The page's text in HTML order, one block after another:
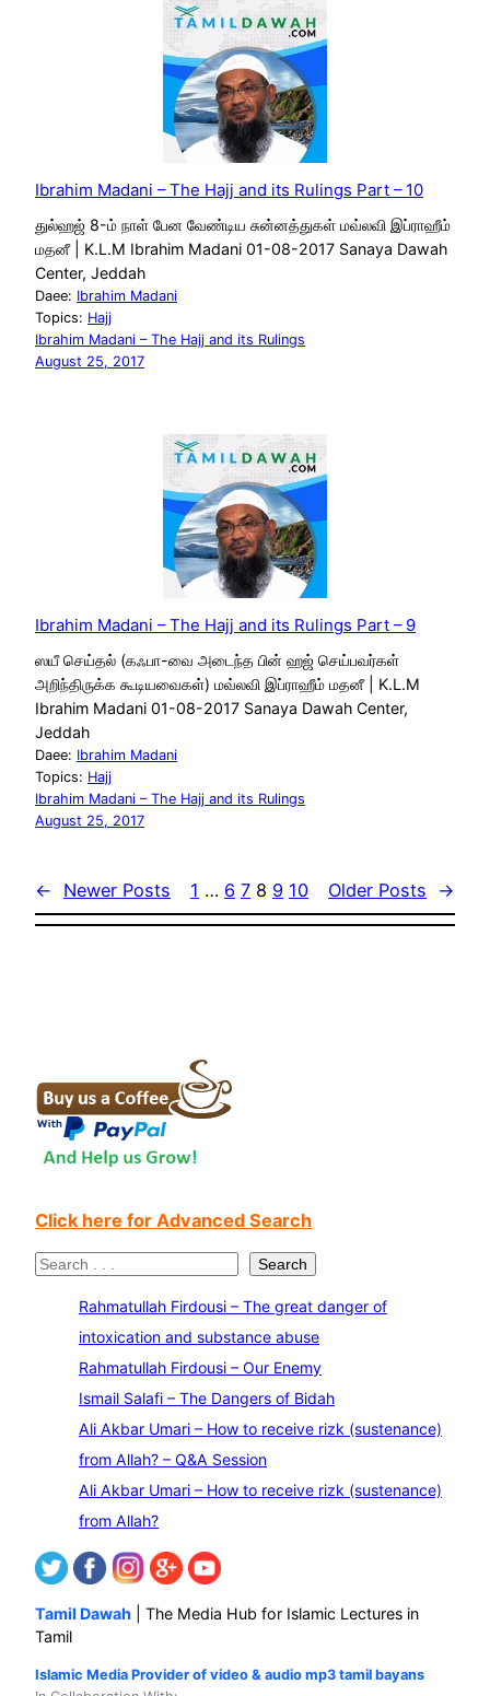
Ibrahim Madani – The Hajj and its Rulings Part – 10
துல்ஹஜ் 8-ம் நாள் பேன வேண்டிய சுன்னத்துகள் மவ்லவி இப்ராஹீம்
மதனீ | K.L.M Ibrahim Madani 01-08-2017 Sanaya Dawah
Center, Jeddah
Daee: Ibrahim Madani
Topics: Hajj
Ibrahim Madani – The Hajj and its Rulings
August 25, 2017
Ibrahim Madani – The Hajj and its Rulings Part – 9
ஸயீ செய்தல் (கஃபா-வை அடைந்த பின் ஹஜ் செய்பவர்கள்
அறிந்திருக்க கூடியவைகள்) மவ்லவி இப்ராஹீம் மதனீ | K.L.M
Ibrahim Madani 01-08-2017 Sanaya Dawah Center,
Jeddah
Daee: Ibrahim Madani
Topics: Hajj
Ibrahim Madani – The Hajj and its Rulings
August 25, 2017
← Newer Posts 1 … 6 7 8 9 10 Older Posts →
Click here for Advanced Search
S
Search
Rahmatullah Firdousi – The great danger of
intoxication and substance abuse
Rahmatullah Firdousi – Our Enemy
Ismail Salafi – The Dangers of Bidah
Ali Akbar Umari – How to receive rizk (sustenance)
from Allah? – Q&A Session
Ali Akbar Umari – How to receive rizk (sustenance)
from Allah?
Tamil Dawah | The Media Hub for Islamic Lectures in
Tamil
Islamic Media Provider of video & audio mp3 tamil bayans